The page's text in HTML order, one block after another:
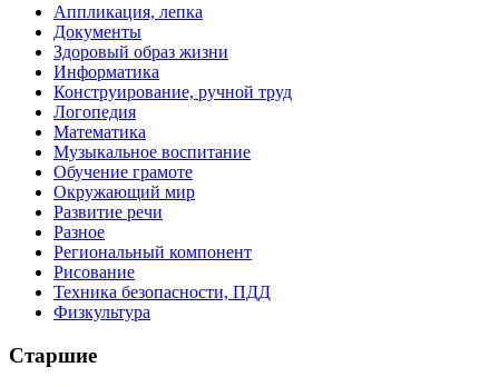
Аппликация, лепка
Документы
Здоровый образ жизни
Информатика
Конструирование, ручной труд
Логопедия
Математика
Музыкальное воспитание
Обучение грамоте
Окружающий мир
Развитие речи
Разное
Региональный компонент
Рисование
Техника безопасности, ПДД
Физкультура
Старшие